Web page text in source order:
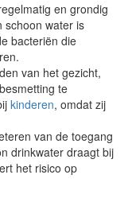
en grondig
schoon water is
bacteriën die
van het gezicht,
te
kinderen, omdat zij
van de toegang
drinkwater draagt bij
het risico op